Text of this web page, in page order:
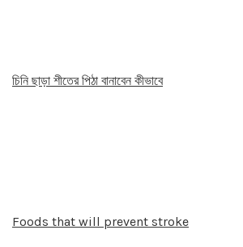
চিনি ছাড়া শীতের পিঠা বানাবেন কীভাবে
Foods that will prevent stroke